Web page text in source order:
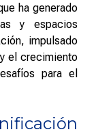
ha generado
y espacios
impulsado
el crecimiento
para el